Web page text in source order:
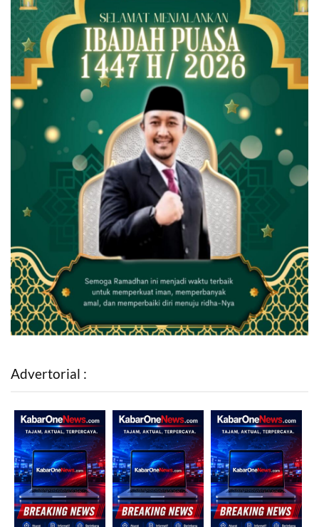
Advertorial :